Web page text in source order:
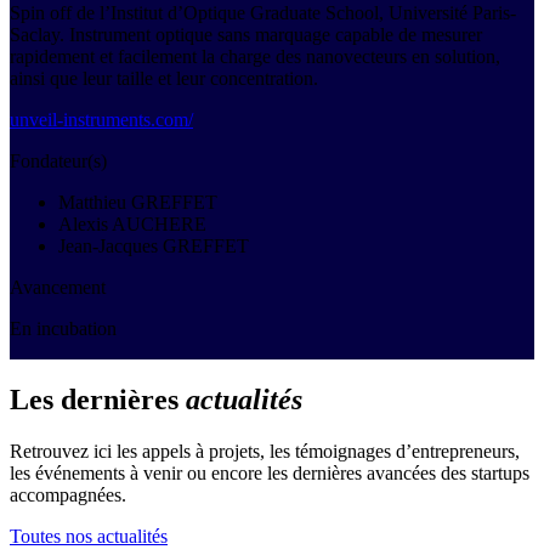
Spin off de l’Institut d’Optique Graduate School, Université Paris-
Saclay. Instrument optique sans marquage capable de mesurer
rapidement et facilement la charge des nanovecteurs en solution,
ainsi que leur taille et leur concentration.
unveil-instruments.com/
Fondateur(s)
Matthieu GREFFET
Alexis AUCHERE
Jean-Jacques GREFFET
Avancement
En incubation
Les dernières actualités
Retrouvez ici les appels à projets, les témoignages d’entrepreneurs,
les événements à venir ou encore les dernières avancées des startups
accompagnées.
Toutes nos actualités